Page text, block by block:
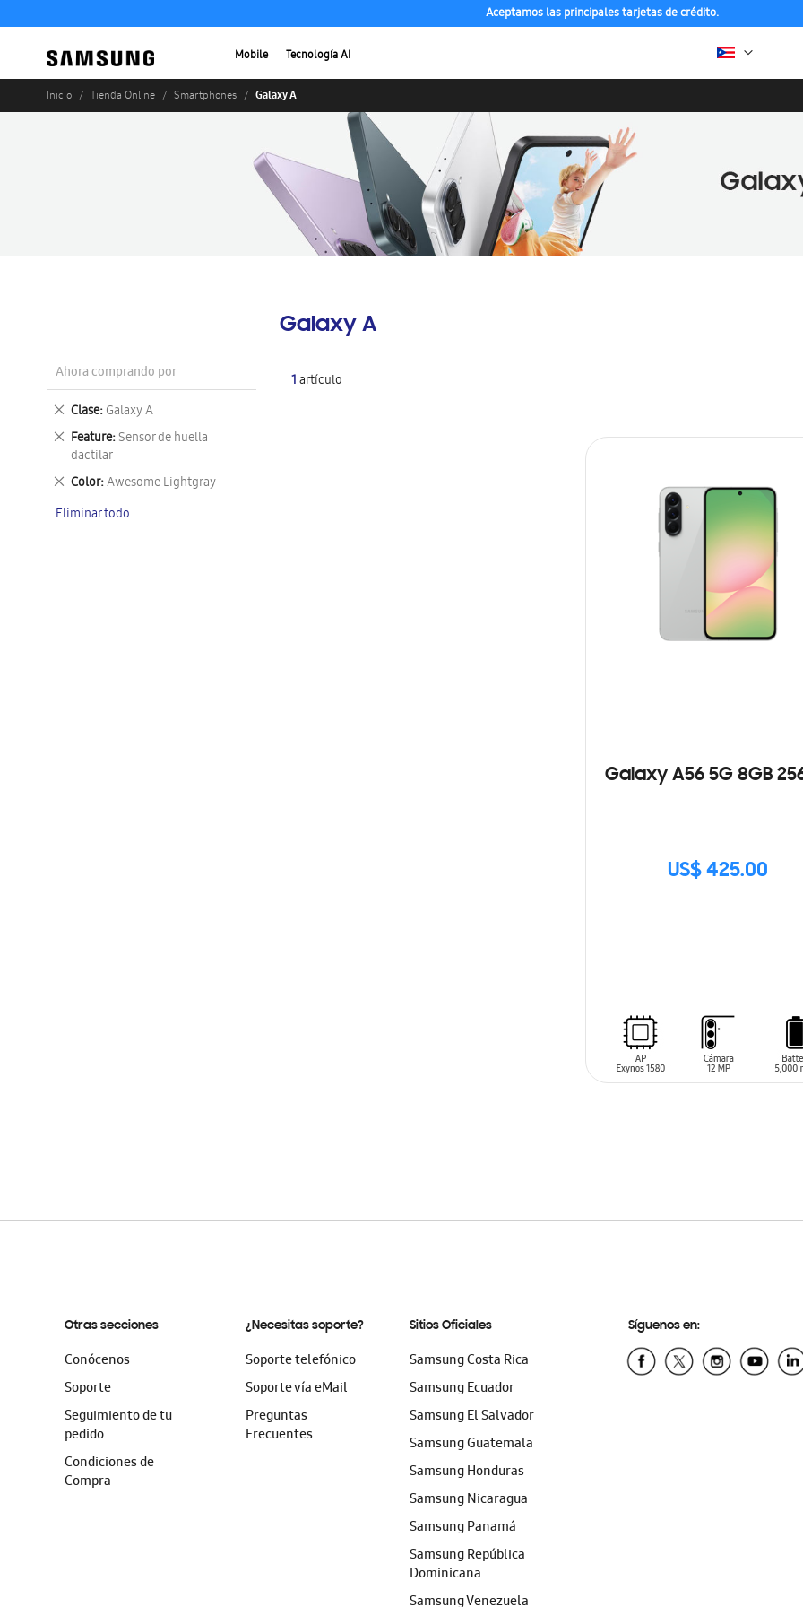
Aceptamos las principales tarjetas de crédito.
Mobile Tecnología AI
Inicio Tienda Online Smartphones Galaxy A
Galaxy A
1artículo
Galaxy A56 5G 8GB
US$ 425.00
SIN
Ahora comprando por
Clase Galaxy A
Eliminar
este
artículo
Feature Sensor de huella
dactilar
Eliminar
este
artículo
Color Awesome Lightgray
Eliminar
artículo
Eliminar todo
Otras secciones
Conócenos
Soporte
Seguimiento de tu
pedido
Condiciones de
Compra
¿Necesitas soporte?
Soporte telefónico
Soporte vía eMail
Preguntas
Frecuentes
Sitios Oficiales
Samsung Costa Rica
Samsung Ecuador
Samsung El Salvador
Samsung Guatemala
Samsung Honduras
Samsung Nicaragua
Samsung Panamá
Samsung República
Dominicana
Samsung Venezuela
Síguenos en: